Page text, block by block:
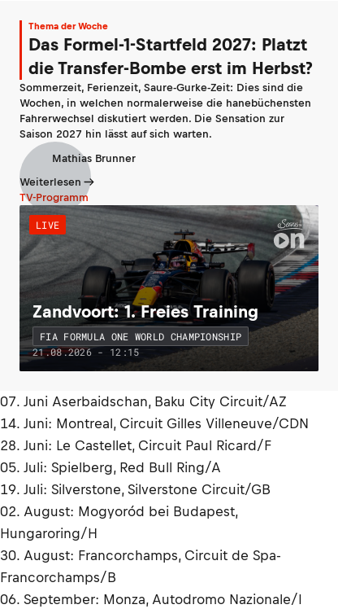
Thema der Woche
Das Formel-1-Startfeld 2027: Platzt
die Transfer-Bombe erst im Herbst?
Sommerzeit, Ferienzeit, Saure-Gurke-Zeit: Dies sind die
Wochen, in welchen normalerweise die hanebüchensten
Fahrerwechsel diskutiert werden. Die Sensation zur
Saison 2027 hin lässt auf sich warten.
Mathias Brunner
Weiterlesen
TV-Programm
LIVE
Zandvoort: 1. Freies Training
FIA FORMULA ONE WORLD CHAMPIONSHIP
21.08.2026 - 12:15
07. Juni Aserbaidschan, Baku City Circuit/AZ
14. Juni: Montreal, Circuit Gilles Villeneuve/CDN
28. Juni: Le Castellet, Circuit Paul Ricard/F
05. Juli: Spielberg, Red Bull Ring/A
19. Juli: Silverstone, Silverstone Circuit/GB
02. August: Mogyoród bei Budapest,
Hungaroring/H
30. August: Francorchamps, Circuit de Spa-
Francorchamps/B
06. September: Monza, Autodromo Nazionale/I